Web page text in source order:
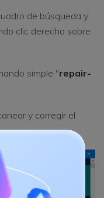
de búsqueda y
clic derecho sobre
simple "repair-
y corregir el